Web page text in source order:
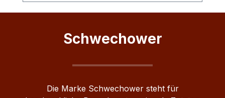
forcieren. Am liebsten wächst sie rund um
wir das, denn eines ist klar wie
Schwechower Obstbrand: Unser
Schwechower
Die Marke Schwechower steht für